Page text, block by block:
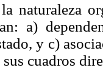
naturaleza
a)
y c)
cuadros